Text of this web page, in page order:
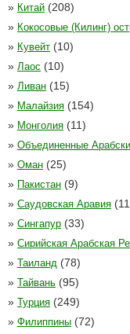
» Китай (208)
» Кокосовые (Килинг)
» Кувейт (10)
» Лаос (10)
» Ливан (15)
» Малайзия (154)
» Монголия (11)
» Объединенные
» Оман (25)
» Пакистан (9)
» Саудовская Аравия
» Сингапур (33)
» Сирийская Арабская
» Таиланд (78)
» Тайвань (95)
» Турция (249)
» Филиппины (72)